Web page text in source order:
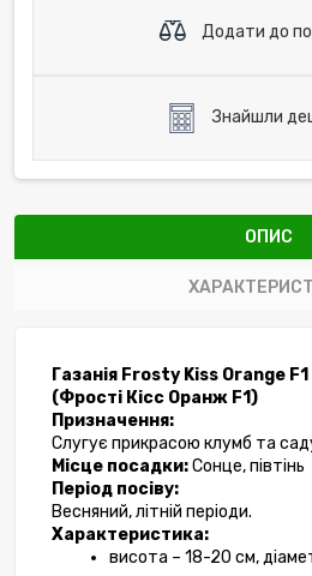
Додати до
Знайшли
ОПИС
Газанія Frosty Kiss Orange F1
(Фрості Кісс Оранж F1)
Призначення:
Слугує прикрасою клумб та
Місце посадки: Сонце, півтінь
Період посіву:
Весняний, літній періоди.
Характеристика:
висота – 18-20 см,